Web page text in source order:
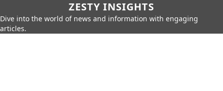
ZESTY INSIGHTS
Dive into the world of news and information with engaging
articles.